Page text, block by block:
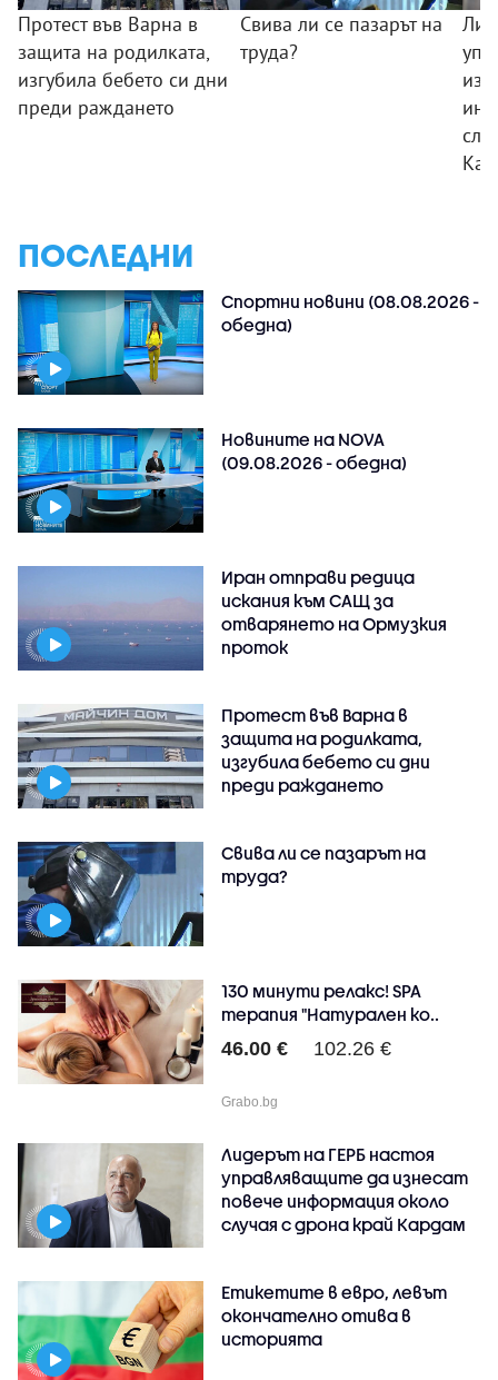
Протест във Варна в
защита на родилката,
изгубила бебето си дни
преди раждането
Свива ли се пазарът на
труда?
ПОСЛЕДНИ
Спортни новини (08.08.2026 -
обедна)
Новините на NOVA
(09.08.2026 - обедна)
Иран отправи редица
искания към САЩ за
отварянето на Ормузкия
проток
Протест във Варна в
защита на родилката,
изгубила бебето си дни
преди раждането
Свива ли се пазарът на
труда?
130 минути релакс! SPA
терапия "Натурален ко..
46.00 € 102.26 €
Grabo.bg
Лидерът на ГЕРБ настоя
управляващите да изнесат
повече информация около
случая с дрона край Кардам
Етикетите в евро, левът
окончателно отива в
историята